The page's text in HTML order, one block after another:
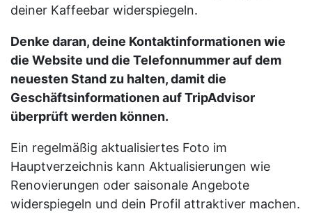
deiner Kaffeebar widerspiegeln.
Denke daran, deine Kontaktinformationen wie
die Website und die Telefonnummer auf dem
neuesten Stand zu halten, damit die
Geschäftsinformationen auf TripAdvisor
überprüft werden können.
Ein regelmäßig aktualisiertes Foto im
Hauptverzeichnis kann Aktualisierungen wie
Renovierungen oder saisonale Angebote
widerspiegeln und dein Profil attraktiver machen.